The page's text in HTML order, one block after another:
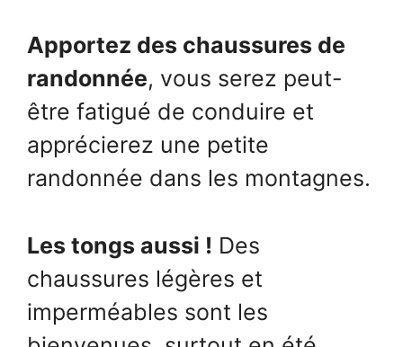
Apportez des chaussures de
randonnée, vous serez peut-
être fatigué de conduire et
apprécierez une petite
randonnée dans les montagnes.
Les tongs aussi ! Des
chaussures légères et
imperméables sont les